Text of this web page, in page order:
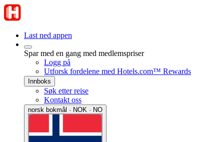
Last ned appen
Spar med en gang med medlemspriser
Logg på
Utforsk fordelene med Hotels.com™ Rewards
Innboks
Søk etter reise
Kontakt oss
norsk bokmål · NOK · NO